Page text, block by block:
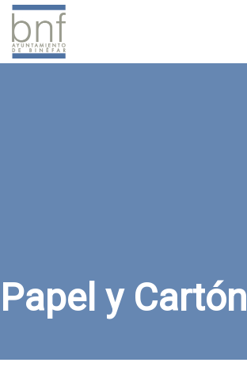
Papel y Cartón